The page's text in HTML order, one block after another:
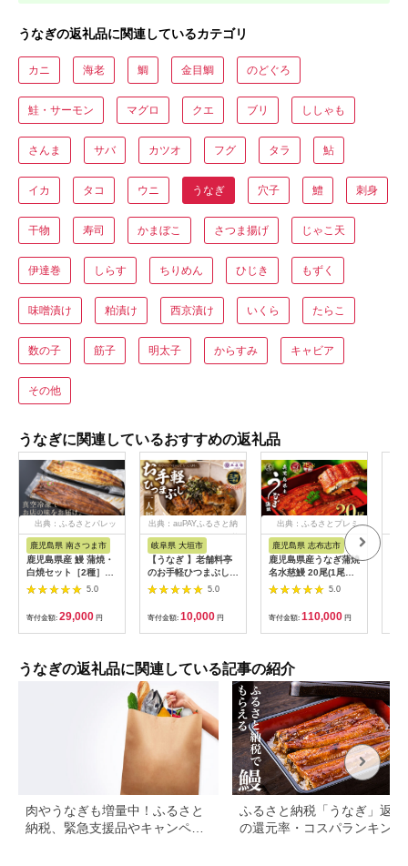
うなぎの返礼品に関連しているカテゴリ
カニ 海老 鯛 金目鯛 のどぐろ
鮭・サーモン マグロ クエ ブリ ししゃも
さんま サバ カツオ フグ タラ 鮎
イカ タコ ウニ うなぎ 穴子 鱧 刺身
干物 寿司 かまぼこ さつま揚げ じゃこ天
伊達巻 しらす ちりめん ひじき もずく
味噌漬け 粕漬け 西京漬け いくら たらこ
数の子 筋子 明太子 からすみ キャビア
その他
うなぎに関連しているおすすめの返礼品
出典：ふるさとパレッ
ト
鹿児島県 南さつま市
鹿児島県産 鰻 蒲焼・
白焼セット［2種］う
なぎ専門店「万のせ」
加工品 詰め合わせ 詰
合わ ギフト 贈答 贈り
物 手土産 御祝 お祝い
鹿児島うなぎ 鰻 ウナ
の日 蒲焼き 白焼き う
な重 たれ だし 山椒
5.0
寄付金額: 29,000 円
出典：auPAYふるさと納
税
岐阜県 大垣市
【うなぎ 】老舗料亭
のお手軽ひつまぶし
国産 鰻 ごはん たれ
出汁つき 冷蔵便 1人
分 国産鰻 国産うなぎ
うな重 ひつまぶし 冷
蔵 ギフト プレゼント
るだけ 10000円 1万
円 料理店 玉子屋別館
玉辰楼 岐阜県 大垣市
5.0
寄付金額: 10,000 円
出典：ふるさとプレミ
アム
鹿児島県 志布志市
鹿児島県産うなぎ蒲焼
名水慈鰻 20尾(1尾約
160g)＜計約3.2kg＞
5.0
寄付金額: 110,000 円
うなぎの返礼品に関連している記事の紹介
肉やうなぎも増量中！ふるさと
納税、緊急支援品やキャンペー
ふるさと納税「うなぎ」返礼
の還元率・コスパランキング